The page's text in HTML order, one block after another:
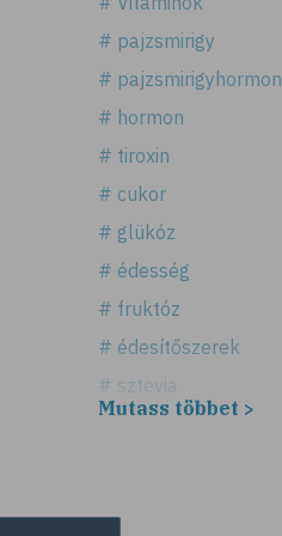
# pajzsmirigy
# pajzsmirigyhormon
# hormon
# tiroxin
# cukor
# glükóz
# édesség
# fruktóz
# édesítőszerek
# sztevia
Mutass többet >